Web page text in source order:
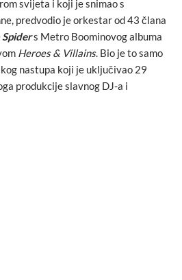
svijeta i koji je snimao s
predvodio je orkestar od 43 člana
s Metro Boominovog albuma
Heroes & Villains. Bio je to samo
nastupa koji je uključivao 29
produkcije slavnog DJ-a i